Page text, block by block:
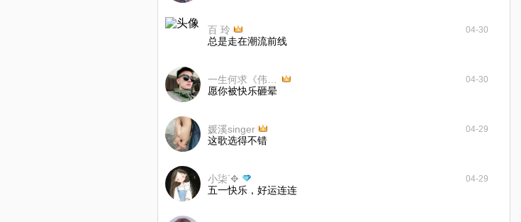
百 玲 04-30
总是走在潮流前线
04-30
愿你被快乐砸晕
媛溪singer 04-29
这歌选得不错
小柒ᐝ✥ 04-29
五一快乐，好运连连